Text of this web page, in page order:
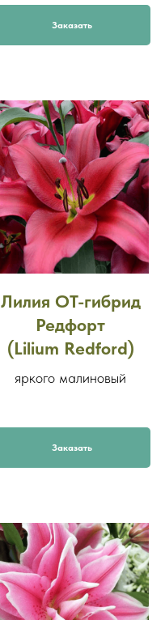
Заказать
Лилия ОТ-гибрид
Редфорт
(Lilium Redford)
яркого малиновый
Заказать